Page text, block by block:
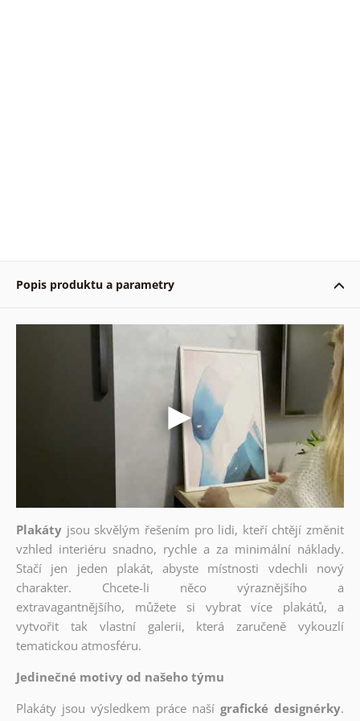
Popis produktu a parametry
Plakáty jsou skvělým řešením pro lidi, kteří chtějí změnit
vzhled interiéru snadno, rychle a za minimální náklady.
Stačí jen jeden plakát, abyste místnosti vdechli nový
charakter. Chcete-li něco výraznějšího a
extravagantnějšího, můžete si vybrat více plakátů, a
vytvořit tak vlastní galerii, která zaručeně vykouzlí
tematickou atmosféru.
Jedinečné motivy od našeho týmu
Plakáty jsou výsledkem práce naší grafické designérky.